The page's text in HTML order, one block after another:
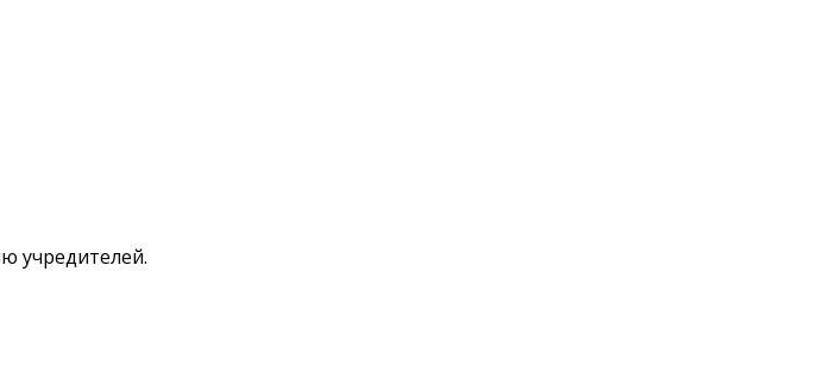
учредителей.